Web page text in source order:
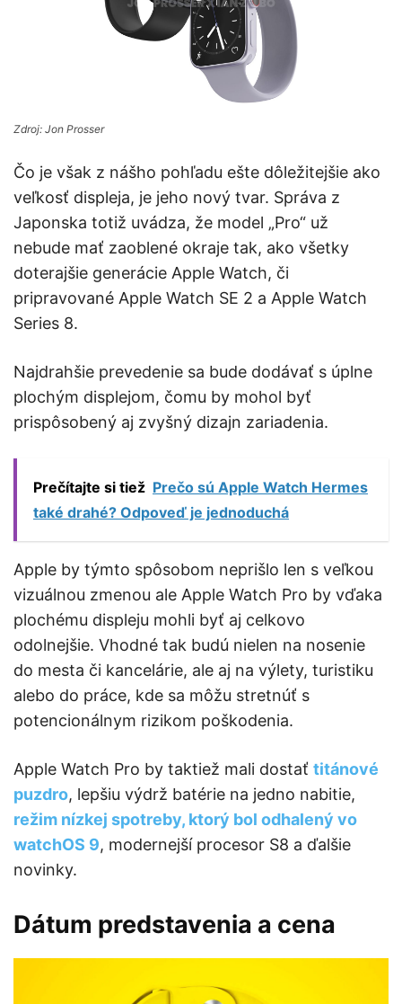
Zdroj: Jon Prosser
Čo je však z nášho pohľadu ešte dôležitejšie ako
veľkosť displeja, je jeho nový tvar. Správa z
Japonska totiž uvádza, že model „Pro“ už
nebude mať zaoblené okraje tak, ako všetky
doterajšie generácie Apple Watch, či
pripravované Apple Watch SE 2 a Apple Watch
Series 8.
Najdrahšie prevedenie sa bude dodávať s úplne
plochým displejom, čomu by mohol byť
prispôsobený aj zvyšný dizajn zariadenia.
Prečítajte si tiež Prečo sú Apple Watch Hermes
také drahé? Odpoveď je jednoduchá
Apple by týmto spôsobom neprišlo len s veľkou
vizuálnou zmenou ale Apple Watch Pro by vďaka
plochému displeju mohli byť aj celkovo
odolnejšie. Vhodné tak budú nielen na nosenie
do mesta či kancelárie, ale aj na výlety, turistiku
alebo do práce, kde sa môžu stretnúť s
potencionálnym rizikom poškodenia.
Apple Watch Pro by taktiež mali dostať titánové
puzdro, lepšiu výdrž batérie na jedno nabitie,
režim nízkej spotreby, ktorý bol odhalený vo
watchOS 9, modernejší procesor S8 a ďalšie
novinky.
Dátum predstavenia a cena